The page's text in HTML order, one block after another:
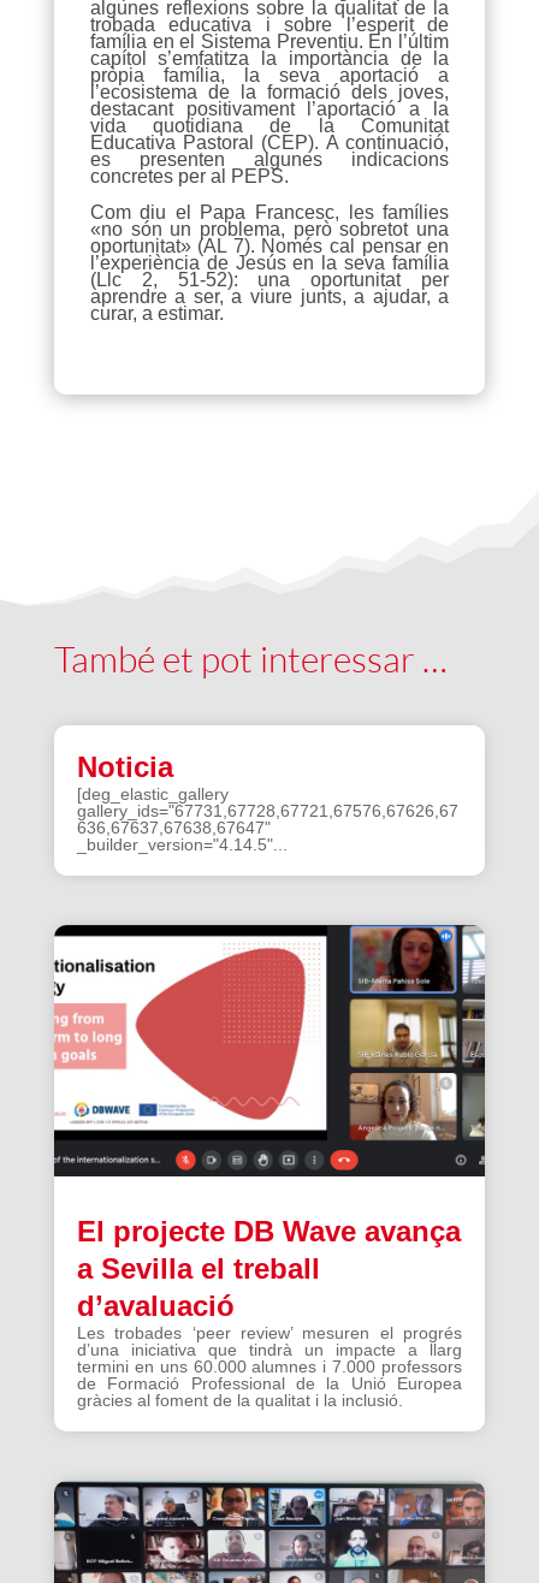
algunes reflexions sobre la qualitat de la
trobada educativa i sobre l’esperit de
família en el Sistema Preventiu. En l’últim
capítol s’emfatitza la importància de la
pròpia família, la seva aportació a
l’ecosistema de la formació dels joves,
destacant positivament l’aportació a la
vida quotidiana de la Comunitat
Educativa Pastoral (CEP). A continuació,
es presenten algunes indicacions
concretes per al PEPS.
Com diu el Papa Francesc, les famílies
«no són un problema, però sobretot una
oportunitat» (AL 7). Només cal pensar en
l’experiència de Jesús en la seva família
(Llc 2, 51-52): una oportunitat per
aprendre a ser, a viure junts, a ajudar, a
curar, a estimar.
També et pot interessar …
Noticia
[deg_elastic_gallery
gallery_ids="67731,67728,67721,67576,67626,67
636,67637,67638,67647"
_builder_version="4.14.5"...
El projecte DB Wave avança
a Sevilla el treball
d’avaluació
Les trobades ‘peer review’ mesuren el progrés
d’una iniciativa que tindrà un impacte a llarg
termini en uns 60.000 alumnes i 7.000 professors
de Formació Professional de la Unió Europea
gràcies al foment de la qualitat i la inclusió.